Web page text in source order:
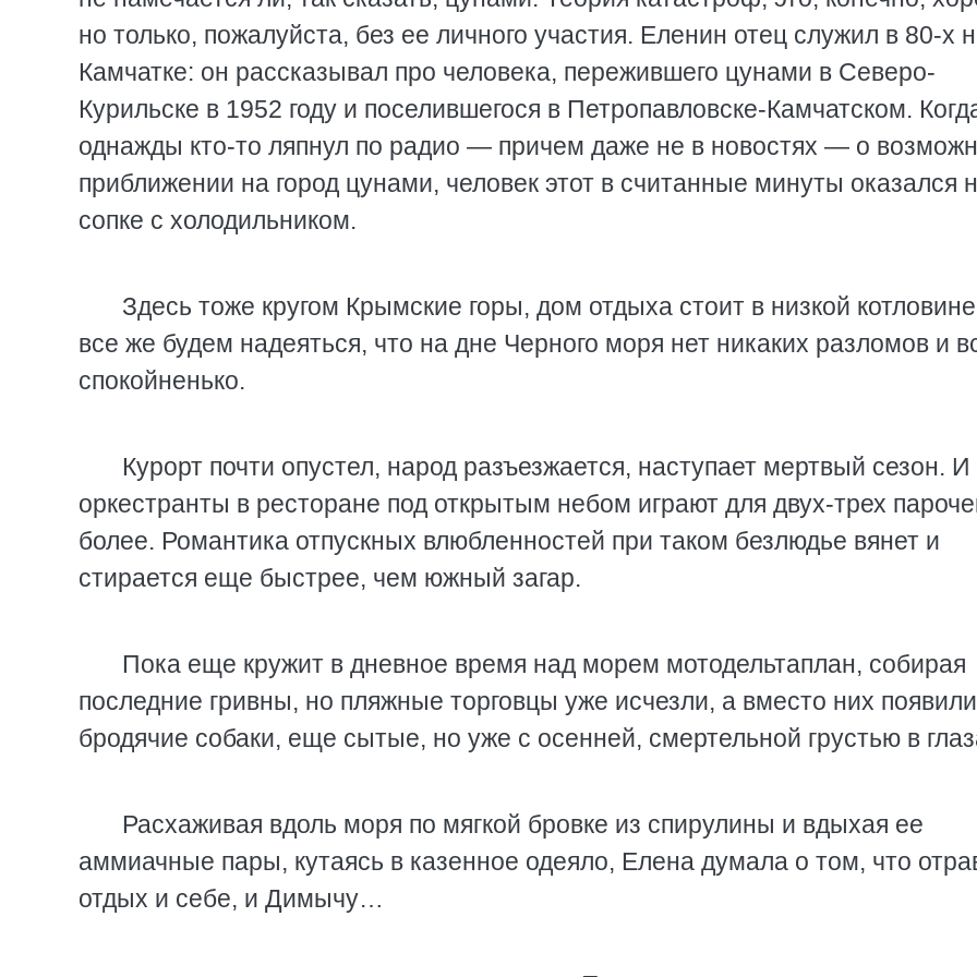
но только, пожалуйста, без ее личного участия. Еленин отец служил в 80-х
Камчатке: он рассказывал про человека, пережившего цунами в Северо-
Курильске в 1952 году и поселившегося в Петропавловске-Камчатском.
однажды кто-то ляпнул по радио — причем даже не в новостях — о
приближении на город цунами, человек этот в считанные минуты оказался
сопке с холодильником.
Здесь тоже кругом Крымские горы, дом отдыха стоит в низкой
все же будем надеяться, что на дне Черного моря нет никаких разломов и
спокойненько.
Курорт почти опустел, народ разъезжается, наступает мертвый сезон. И
оркестранты в ресторане под открытым небом играют для двух-трех
более. Романтика отпускных влюбленностей при таком безлюдье вянет и
стирается еще быстрее, чем южный загар.
Пока еще кружит в дневное время над морем мотодельтаплан, собирая
последние гривны, но пляжные торговцы уже исчезли, а вместо них
бродячие собаки, еще сытые, но уже с осенней, смертельной грустью в
Расхаживая вдоль моря по мягкой бровке из спирулины и вдыхая ее
аммиачные пары, кутаясь в казенное одеяло, Елена думала о том, что
отдых и себе, и Димычу…